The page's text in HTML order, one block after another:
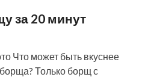
за 20 минут
Что может быть вкуснее
Только борщ с